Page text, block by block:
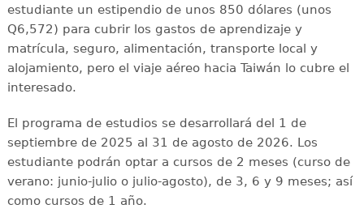
estudiante un estipendio de unos 850 dólares (unos
Q6,572) para cubrir los gastos de aprendizaje y
matrícula, seguro, alimentación, transporte local y
alojamiento, pero el viaje aéreo hacia Taiwán lo cubre el
interesado.
El programa de estudios se desarrollará del 1 de
septiembre de 2025 al 31 de agosto de 2026. Los
estudiante podrán optar a cursos de 2 meses (curso de
verano: junio-julio o julio-agosto), de 3, 6 y 9 meses; así
como cursos de 1 año.